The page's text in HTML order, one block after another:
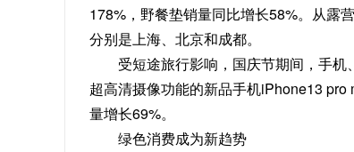
178%，野餐垫销量同比增长58%。从露
分别是上海、北京和成都。
受短途旅行影响，国庆节期间，手机
超高清摄像功能的新品手机iPhone13
量增长69%。
绿色消费成为新趋势